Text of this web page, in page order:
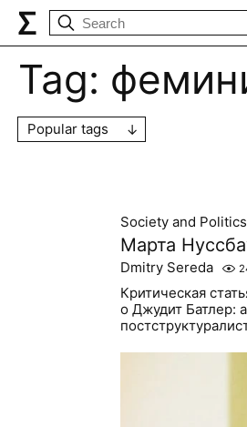
Tag:
Popular tags
Society and Politics
Марта
Dmitry Sereda
Критическая
о Джудит Батлер: